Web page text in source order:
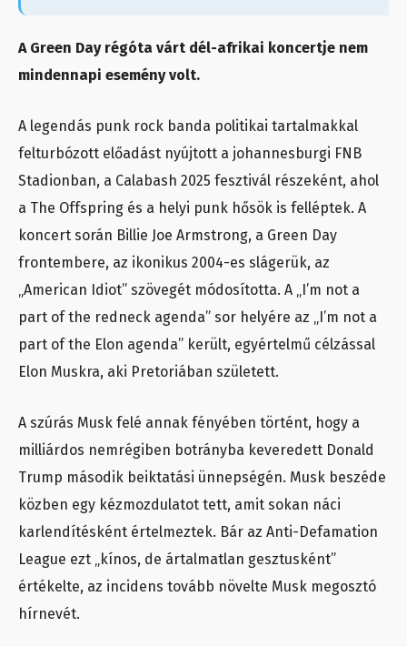
A Green Day régóta várt dél-afrikai koncertje nem
mindennapi esemény volt.
A legendás punk rock banda politikai tartalmakkal
felturbózott előadást nyújtott a johannesburgi FNB
Stadionban, a Calabash 2025 fesztivál részeként, ahol
a The Offspring és a helyi punk hősök is felléptek. A
koncert során Billie Joe Armstrong, a Green Day
frontembere, az ikonikus 2004-es slágerük, az
„American Idiot” szövegét módosította. A „I’m not a
part of the redneck agenda” sor helyére az „I’m not a
part of the Elon agenda” került, egyértelmű célzással
Elon Muskra, aki Pretoriában született.
A szúrás Musk felé annak fényében történt, hogy a
milliárdos nemrégiben botrányba keveredett Donald
Trump második beiktatási ünnepségén. Musk beszéde
közben egy kézmozdulatot tett, amit sokan náci
karlendítésként értelmeztek. Bár az Anti-Defamation
League ezt „kínos, de ártalmatlan gesztusként”
értékelte, az incidens tovább növelte Musk megosztó
hírnevét.